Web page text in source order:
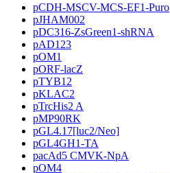
pCDH-MSCV-MCS-EF1-Puro
pJHAM002
pDC316-ZsGreen1-shRNA
pAD123
pOM1
pORF-lacZ
pTYB12
pKLAC2
pTrcHis2 A
pMP90RK
pGL4.17[luc2/Neo]
pGL4GH1-TA
pacAd5 CMVK-NpA
pOM4